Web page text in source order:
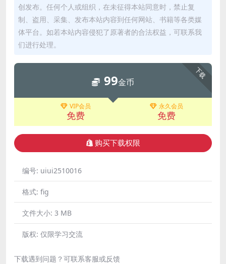
创发布。任何个人或组织，在未征得本站同意时，禁止复
制、盗用、采集、发布本站内容到任何网站、书籍等各类媒
体平台。如若本站内容侵犯了原著者的合法权益，可联系我
们进行处理。
下载
99金币
VIP会员
免费
永久会员
免费
购买下载权限
编号: uiui2510016
格式: fig
文件大小: 3 MB
版权: 仅限学习交流
下载遇到问题？可联系客服或反馈